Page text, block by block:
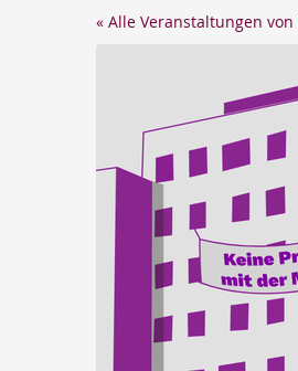
« Alle Veranstaltungen